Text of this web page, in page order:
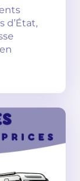
d’État,